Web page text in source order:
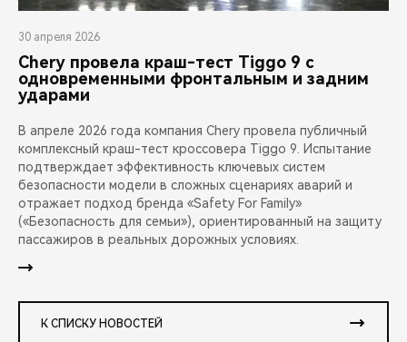
30 апреля 2026
Chery провела краш-тест Tiggo 9 с
одновременными фронтальным и задним
ударами
В апреле 2026 года компания Chery провела публичный
комплексный краш-тест кроссовера Tiggo 9. Испытание
подтверждает эффективность ключевых систем
безопасности модели в сложных сценариях аварий и
отражает подход бренда «Safety For Family»
(«Безопасность для семьи»), ориентированный на защиту
пассажиров в реальных дорожных условиях.
К СПИСКУ НОВОСТЕЙ